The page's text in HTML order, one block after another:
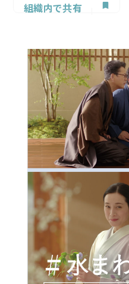
組織内で共有